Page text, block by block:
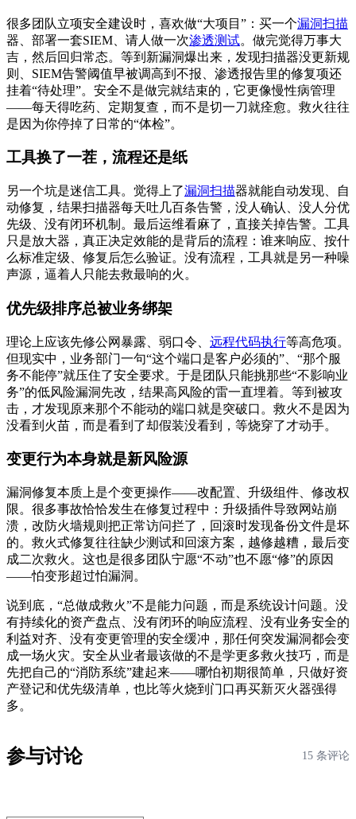
很多团队立项安全建设时，喜欢做“大项目”：买一个漏洞扫描
器、部署一套SIEM、请人做一次渗透测试。做完觉得万事大
吉，然后回归常态。等到新漏洞爆出来，发现扫描器没更新规
则、SIEM告警阈值早被调高到不报、渗透报告里的修复项还
挂着“待处理”。安全不是做完就结束的，它更像慢性病管理
——每天得吃药、定期复查，而不是切一刀就痊愈。救火往往
是因为你停掉了日常的“体检”。
工具换了一茬，流程还是纸
另一个坑是迷信工具。觉得上了漏洞扫描器就能自动发现、自
动修复，结果扫描器每天吐几百条告警，没人确认、没人分优
先级、没有闭环机制。最后运维看麻了，直接关掉告警。工具
只是放大器，真正决定效能的是背后的流程：谁来响应、按什
么标准定级、修复后怎么验证。没有流程，工具就是另一种噪
声源，逼着人只能去救最响的火。
优先级排序总被业务绑架
理论上应该先修公网暴露、弱口令、 远程代码执行等高危项。
但现实中，业务部门一句“这个端口是客户必须的”、“那个服
务不能停”就压住了安全要求。于是团队只能挑那些“不影响业
务”的低风险漏洞先改，结果高风险的雷一直埋着。等到被攻
击，才发现原来那个不能动的端口就是突破口。救火不是因为
没看到火苗，而是看到了却假装没看到，等烧穿了才动手。
变更行为本身就是新风险源
漏洞修复本质上是个变更操作——改配置、升级组件、修改权
限。很多事故恰恰发生在修复过程中：升级插件导致网站崩
溃，改防火墙规则把正常访问拦了，回滚时发现备份文件是坏
的。救火式修复往往缺少测试和回滚方案，越修越糟，最后变
成二次救火。这也是很多团队宁愿“不动”也不愿“修”的原因
——怕变形超过怕漏洞。
说到底，“总做成救火”不是能力问题，而是系统设计问题。没
有持续化的资产盘点、没有闭环的响应流程、没有业务安全的
利益对齐、没有变更管理的安全缓冲，那任何突发漏洞都会变
成一场火灾。安全从业者最该做的不是学更多救火技巧，而是
先把自己的“消防系统”建起来——哪怕初期很简单，只做好资
产登记和优先级清单，也比等火烧到门口再买新灭火器强得
多。
参与讨论 15 条评论